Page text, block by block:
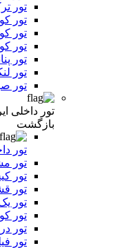
تور
تور
تور
تور
تور
تور
تور
تور داخلی
بازگشت
تور
تور
تور
تور
تور
تور
تور
تور